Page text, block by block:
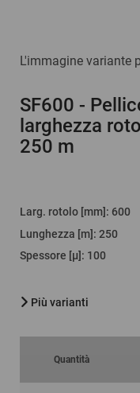
L'immagine variante
SF600 -
larghezza
250 m
Larg. rotolo [mm] : 600
Lunghezza [m]: 250
Spessore [µ] : 100
Più varianti
Quantità